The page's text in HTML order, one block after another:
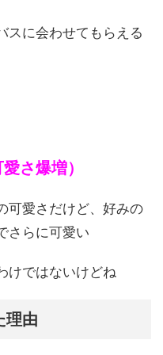
スに会わせてもらえる
さ爆増）
可愛さだけど、好みの
さらに可愛い
けではないけどね
理由